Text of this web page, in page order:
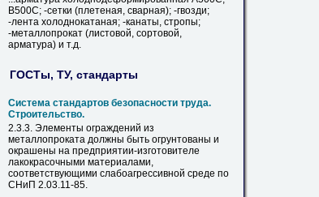
В500С; -сетки (плетеная, сварная); -гвозди;
-лента холоднокатаная; -канаты, стропы;
-металлопрокат (листовой, сортовой,
арматура) и т.д.
ГОСТы, ТУ, стандарты
Система стандартов безопасности труда.
Строительство.
2.3.3. Элементы ограждений из
металлопроката должны быть огрунтованы и
окрашены на предприятии-изготовителе
лакокрасочными материалами,
соответствующими слабоагрессивной среде по
СНиП 2.03.11-85.